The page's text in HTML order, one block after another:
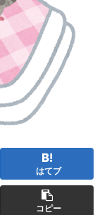
はてブ
コピー